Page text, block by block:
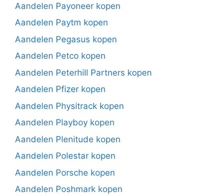
Aandelen Payoneer kopen
Aandelen Paytm kopen
Aandelen Pegasus kopen
Aandelen Petco kopen
Aandelen Peterhill Partners kopen
Aandelen Pfizer kopen
Aandelen Physitrack kopen
Aandelen Playboy kopen
Aandelen Plenitude kopen
Aandelen Polestar kopen
Aandelen Porsche kopen
Aandelen Poshmark kopen